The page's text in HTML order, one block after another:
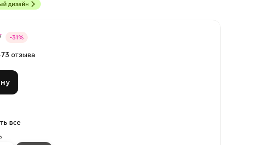
дизайн
-31%
отзыва
все